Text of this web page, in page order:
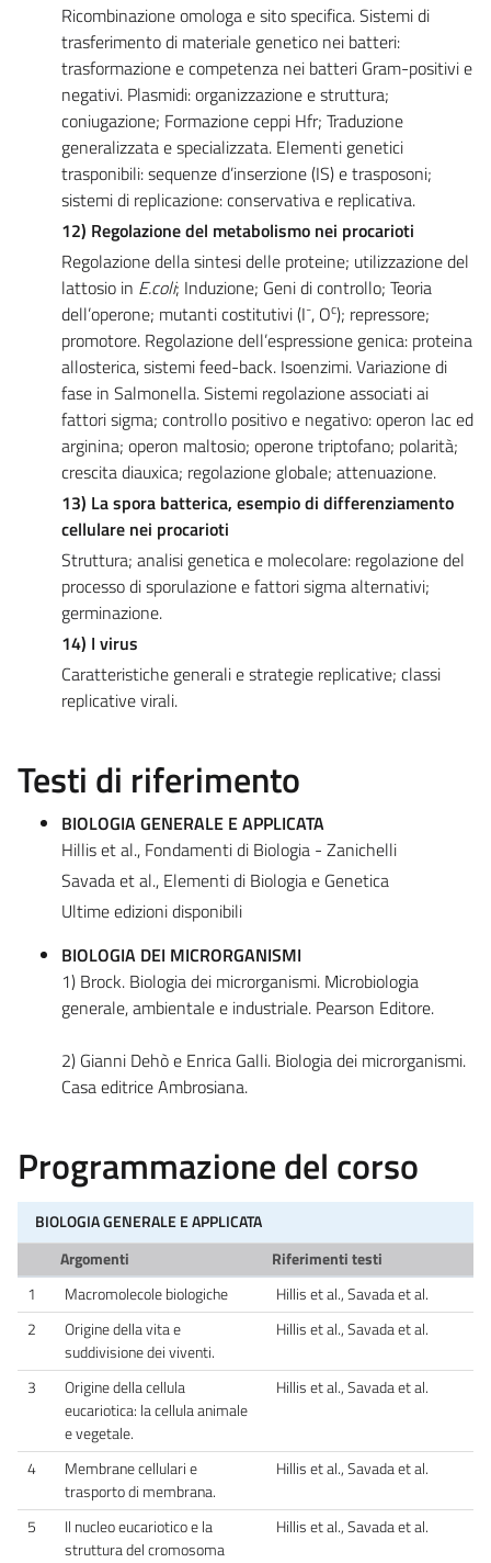
Ricombinazione omologa e sito specifica. Sistemi di
trasferimento di materiale genetico nei batteri:
trasformazione e competenza nei batteri Gram-positivi e
negativi. Plasmidi: organizzazione e struttura;
coniugazione; Formazione ceppi Hfr; Traduzione
generalizzata e specializzata. Elementi genetici
trasponibili: sequenze d’inserzione (IS) e trasposoni;
sistemi di replicazione: conservativa e replicativa.
12) Regolazione del metabolismo nei procarioti
Regolazione della sintesi delle proteine; utilizzazione del
lattosio in E.coli; Induzione; Geni di controllo; Teoria
dell’operone; mutanti costitutivi (I-, Oc); repressore;
promotore. Regolazione dell’espressione genica: proteina
allosterica, sistemi feed-back. Isoenzimi. Variazione di
fase in Salmonella. Sistemi regolazione associati ai
fattori sigma; controllo positivo e negativo: operon lac ed
arginina; operon maltosio; operone triptofano; polarità;
crescita diauxica; regolazione globale; attenuazione.
13) La spora batterica, esempio di differenziamento
cellulare nei procarioti
Struttura; analisi genetica e molecolare: regolazione del
processo di sporulazione e fattori sigma alternativi;
germinazione.
14) I virus
Caratteristiche generali e strategie replicative; classi
replicative virali.
Testi di riferimento
BIOLOGIA GENERALE E APPLICATA
Hillis et al., Fondamenti di Biologia - Zanichelli
Savada et al., Elementi di Biologia e Genetica
Ultime edizioni disponibili
BIOLOGIA DEI MICRORGANISMI
1) Brock. Biologia dei microrganismi. Microbiologia
generale, ambientale e industriale. Pearson Editore.
2) Gianni Dehò e Enrica Galli. Biologia dei microrganismi.
Casa editrice Ambrosiana.
Programmazione del corso
BIOLOGIA GENERALE E APPLICATA
Argomenti
Riferimenti testi
1
Macromolecole biologiche
Hillis et al., Savada et al.
2
Origine della vita e
suddivisione dei viventi.
Hillis et al., Savada et al.
3
Origine della cellula
eucariotica: la cellula animale
e vegetale.
Hillis et al., Savada et al.
4
Membrane cellulari e
trasporto di membrana.
Hillis et al., Savada et al.
5
Il nucleo eucariotico e la
struttura del cromosoma
Hillis et al., Savada et al.